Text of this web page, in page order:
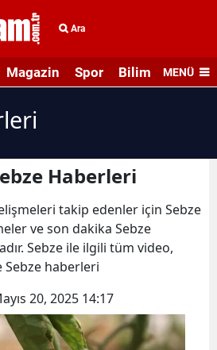
Ara
Magazin Spor Bilim veMENÜ
Haberleri
takip edenler için Sebze
ve son dakika Sebze
Sebze ile ilgili tüm video,
Sebze haberleri
20, 2025 14:17